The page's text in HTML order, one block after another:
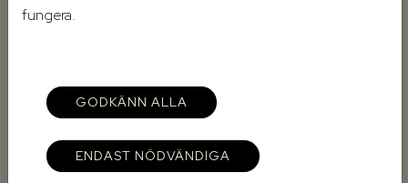
Starta Mobilt BankID
fungera.
GODKÄNN ALLA
ENDAST NÖDVÄNDIGA